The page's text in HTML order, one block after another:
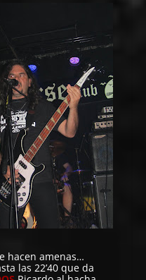
hacen amenas…
las 22’40 que da